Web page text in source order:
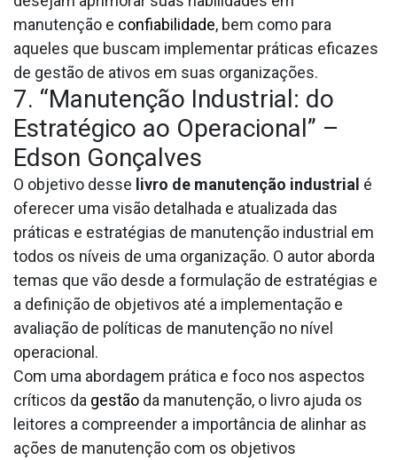
manutenção e confiabilidade, bem como para
aqueles que buscam implementar práticas eficazes
de gestão de ativos em suas organizações.
7. “Manutenção Industrial: do
Estratégico ao Operacional” –
Edson Gonçalves
O objetivo desse livro de manutenção industrial é
oferecer uma visão detalhada e atualizada das
práticas e estratégias de manutenção industrial em
todos os níveis de uma organização. O autor aborda
temas que vão desde a formulação de estratégias e
a definição de objetivos até a implementação e
avaliação de políticas de manutenção no nível
operacional.
Com uma abordagem prática e foco nos aspectos
críticos da gestão da manutenção, o livro ajuda os
leitores a compreender a importância de alinhar as
ações de manutenção com os objetivos